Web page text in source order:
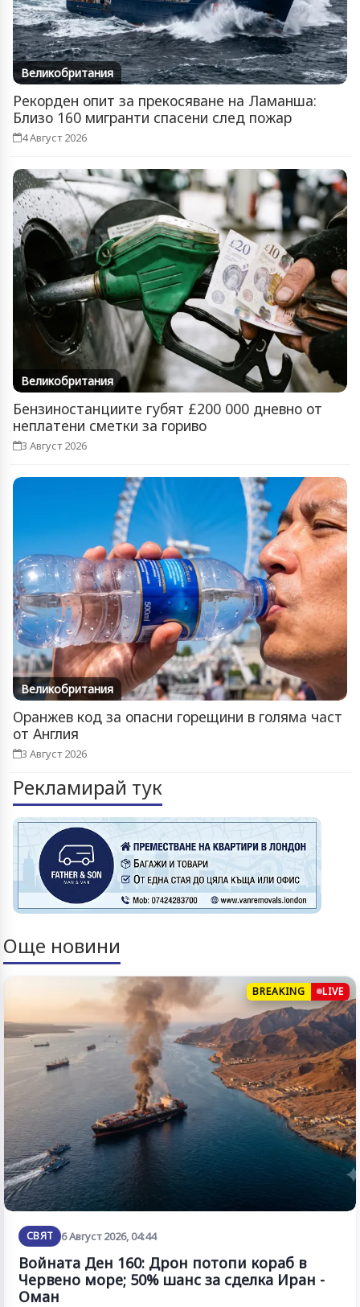
Великобритания
Рекорден опит за прекосяване на Ламанша:
Близо 160 мигранти спасени след пожар
4 Август 2026
Великобритания
Бензиностанциите губят £200 000 дневно от
неплатени сметки за гориво
3 Август 2026
Великобритания
Оранжев код за опасни горещини в голяма част
от Англия
3 Август 2026
Рекламирай тук
Още новини
BREAKING LIVE
СВЯТ 6 Август 2026, 04:44
Войната Ден 160: Дрон потопи кораб в
Червено море; 50% шанс за сделка Иран -
Оман